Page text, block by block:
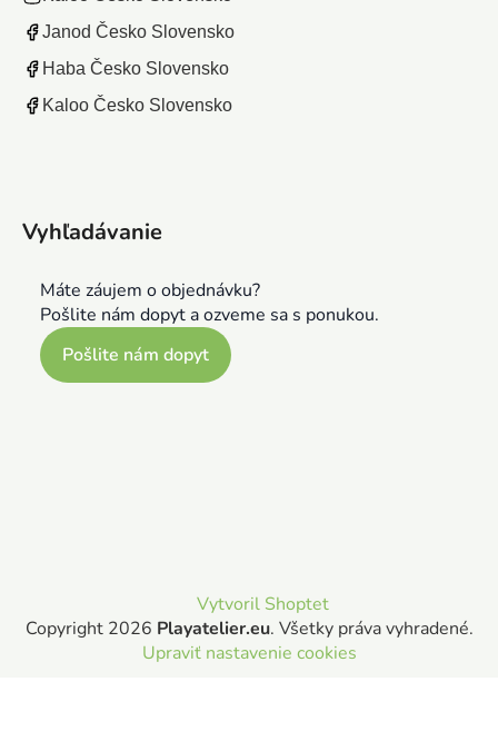
Janod Česko Slovensko
Haba Česko Slovensko
Kaloo Česko Slovensko
Vyhľadávanie
Máte záujem o objednávku?
Pošlite nám dopyt a ozveme sa s ponukou.
Pošlite nám dopyt
Vytvoril Shoptet
Copyright 2026 Playatelier.eu. Všetky práva vyhradené.
Upraviť nastavenie cookies